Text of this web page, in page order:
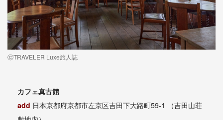
ⓒTRAVELER Luxe旅人誌
カフェ真古館
add 日本京都府京都市左京区吉田下大路町59-1 （吉田山荘